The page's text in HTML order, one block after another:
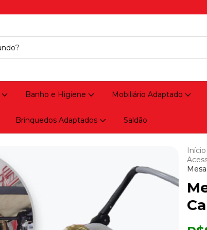
Banho e Higiene Mobiliário Adaptado
Brinquedos Adaptados Saldão
Início